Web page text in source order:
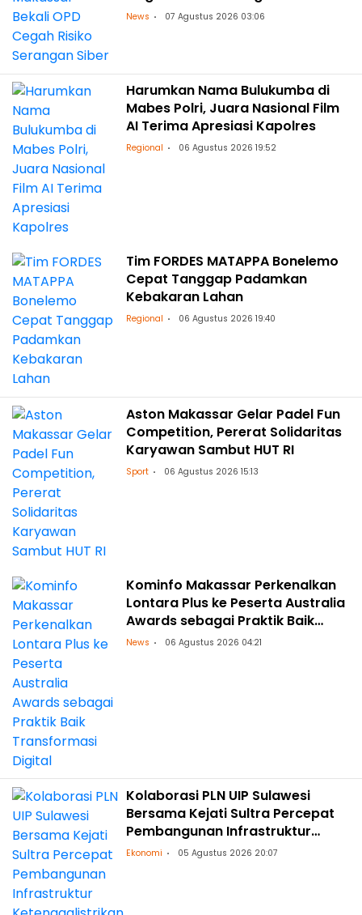
News 07 Agustus 2026 03:06
Harumkan Nama Bulukumba di
Mabes Polri, Juara Nasional Film
AI Terima Apresiasi Kapolres
Regional 06 Agustus 2026 19:52
Tim FORDES MATAPPA Bonelemo
Cepat Tanggap Padamkan
Kebakaran Lahan
Regional 06 Agustus 2026 19:40
Aston Makassar Gelar Padel Fun
Competition, Pererat Solidaritas
Karyawan Sambut HUT RI
Sport 06 Agustus 2026 15:13
Kominfo Makassar Perkenalkan
Lontara Plus ke Peserta Australia
Awards sebagai Praktik Baik
Transformasi Digital
News 06 Agustus 2026 04:21
Kolaborasi PLN UIP Sulawesi
Bersama Kejati Sultra Percepat
Pembangunan Infrastruktur
Ketenagalistrikan
Ekonomi 05 Agustus 2026 20:07